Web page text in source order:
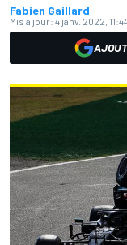
Fabien Gaillard
Mis à jour: 4 janv. 2022,